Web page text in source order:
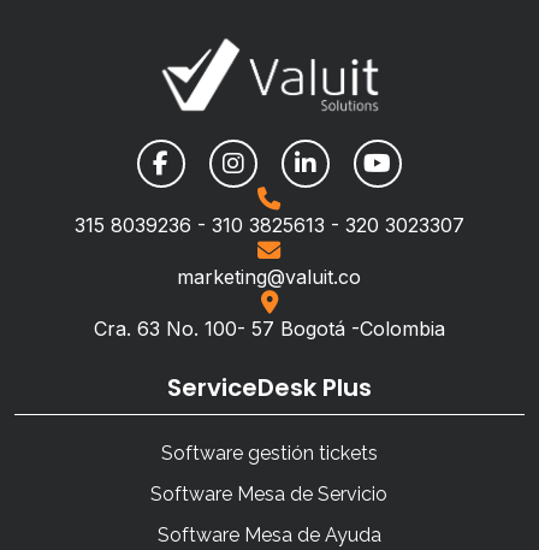
315 8039236 - 310 3825613 - 320 3023307
marketing@valuit.co
Cra. 63 No. 100- 57 Bogotá -Colombia
ServiceDesk Plus
Software gestión tickets
Software Mesa de Servicio
Software Mesa de Ayuda